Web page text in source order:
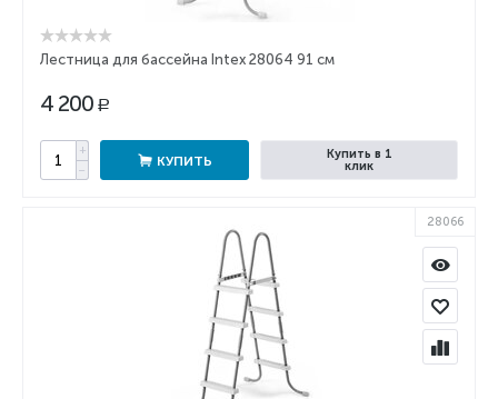
Лестница для бассейна Intex 28064 91 см
4 200 Р
+
−
КУПИТЬ
Купить в 1
клик
28066